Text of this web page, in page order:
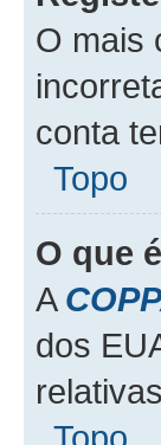
O mais
conta
Topo
O que é
A
dos